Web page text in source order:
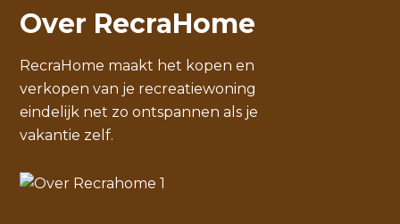
Over RecraHome
RecraHome maakt het kopen en
verkopen van je recreatiewoning
eindelijk net zo ontspannen als je
vakantie zelf.